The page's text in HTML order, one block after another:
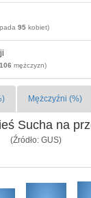
95 kobiet)
106 mężczyzn)
Mężczyźni (%)
Sucha na
(Źródło: GUS)